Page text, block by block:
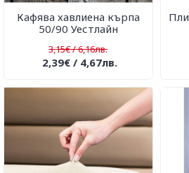
Кафява хавлиена кърпа
50/90 Уестлайн
3,15€ / 6,16лв.
2,39€ / 4,67лв.